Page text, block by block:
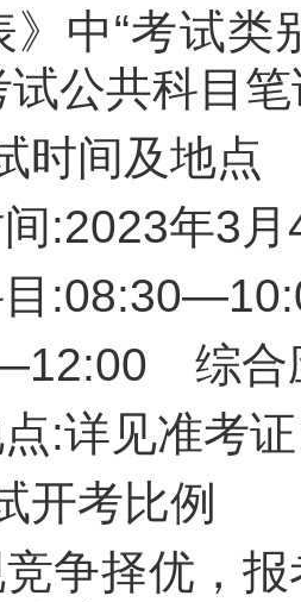
》中“考试类
公共科目
时间及地点
:2023年3
:08:30—10:
:00 综合
:详见准考
开考比例
争择优，